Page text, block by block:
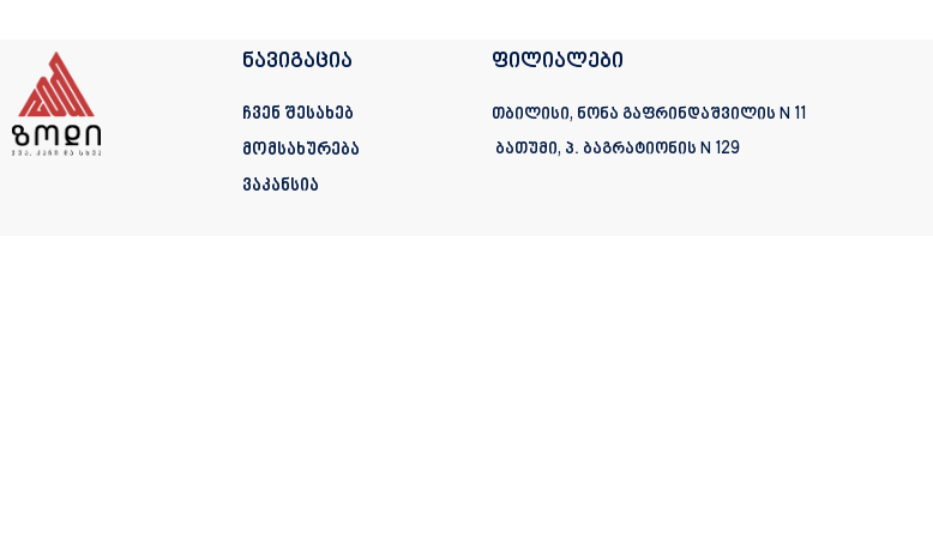
ნავიგაცია
ჩვენ შესახებ
მომსახურება
ვაკანსია
ფილიალები
თბილისი, ნონა გაფრინდაშვილის N 11
ბათუმი, პ. ბაგრატიონისN 129